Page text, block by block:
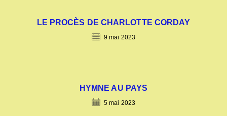
LE PROCÈS DE CHARLOTTE CORDAY
9 mai 2023
HYMNE AU PAYS
5 mai 2023